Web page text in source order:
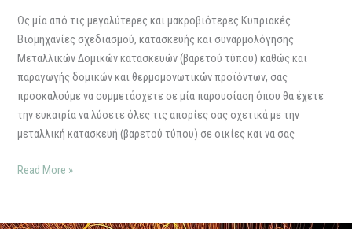
Ως μία από τις μεγαλύτερες και μακροβιότερες Κυπριακές
Βιομηχανίες σχεδιασμού, κατασκευής και συναρμολόγησης
Μεταλλικών Δομικών κατασκευών (βαρετού τύπου) καθώς και
παραγωγής δομικών και θερμομονωτικών προϊόντων, σας
προσκαλούμε να συμμετάσχετε σε μία παρουσίαση όπου θα έχετε
την ευκαιρία να λύσετε όλες τις απορίες σας σχετικά με την
μεταλλική κατασκευή (βαρετού τύπου) σε οικίες και να σας
Read More »